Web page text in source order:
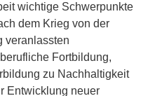
wichtige Schwerpunkte
dem Krieg von der
veranlassten
Fortbildung,
zu Nachhaltigkeit
Entwicklung neuer